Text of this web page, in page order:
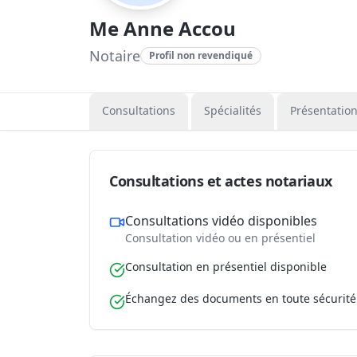
Me Anne Accou
Notaire Profil non revendiqué
Consultations Spécialités Présentation
Consultations et actes notariaux
Consultations vidéo disponibles
Consultation vidéo ou en présentiel
Consultation en présentiel disponible
Échangez des documents en toute sécurité